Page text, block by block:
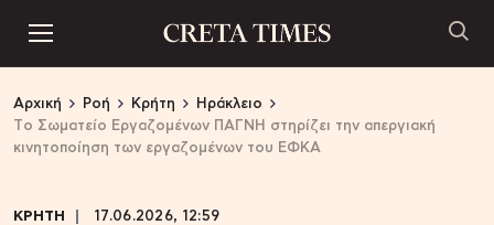
Αρχική Ροή Κρήτη
Ηράκλειο
Tο Σωματείο Εργαζομένων ΠΑΓΝΗ στηρίζει την απεργιακή
κινητοποίηση των εργαζομένων του ΕΦΚΑ
ΚΡΗΤΗ 17.06.2026, 12:59